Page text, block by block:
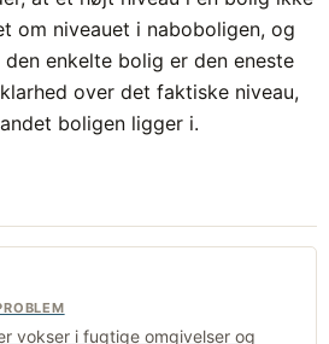
om niveauet i naboboligen, og
enkelte bolig er den eneste
over det faktiske niveau,
boligen ligger i.
vokser i fugtige omgivelser og